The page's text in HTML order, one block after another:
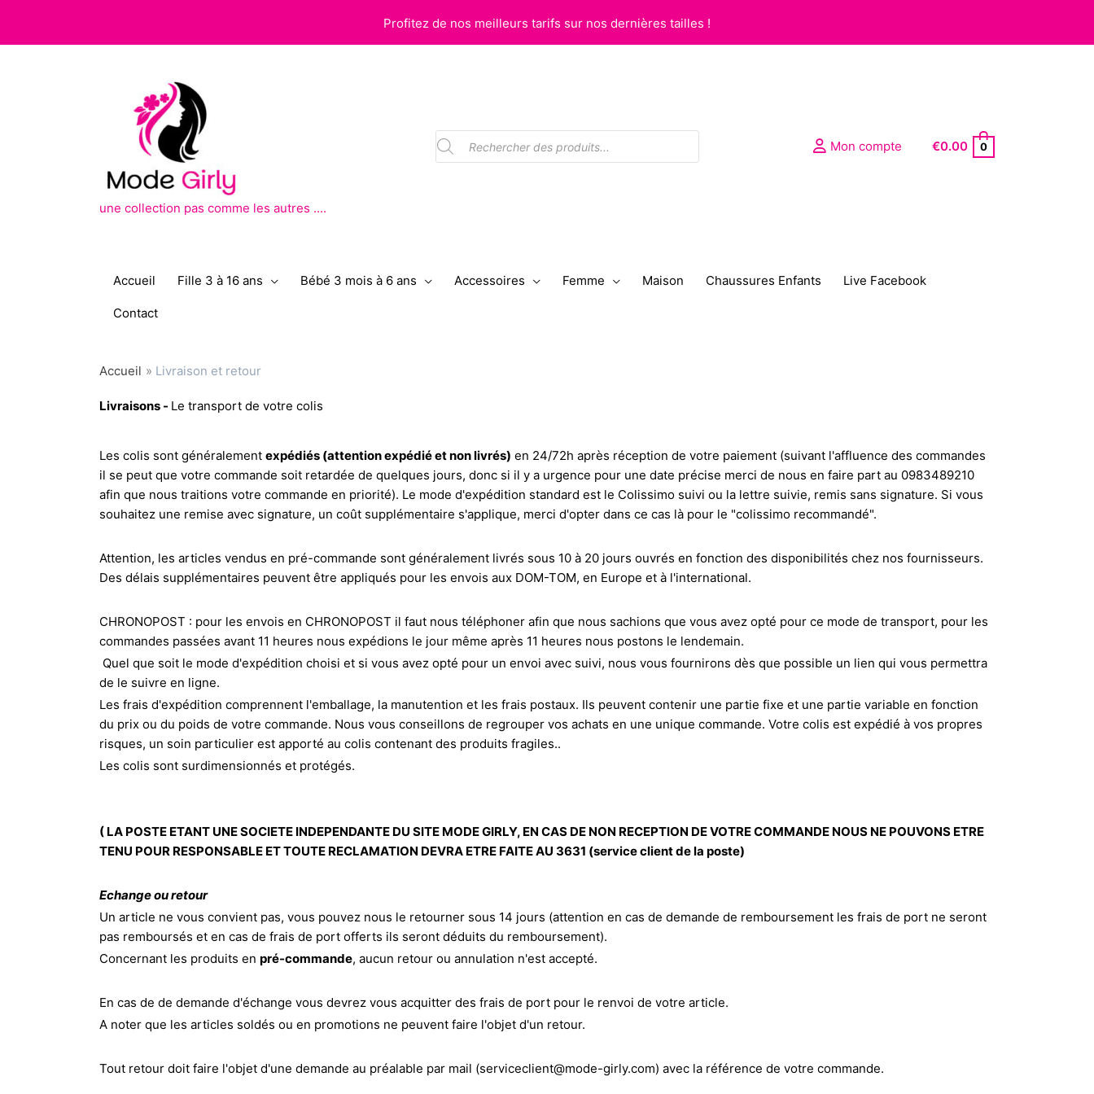
contenu
Profitez de nos meilleurs tarifs sur nos dernières tailles !
une collection pas comme les autres ....
Recherche
de
produits Mon compte €0.00 0
Accueil Fille 3 à 16 ans Bébé 3 mois à 6 ans Accessoires Femme Maison Chaussures Enfants Live Facebook
Contact
Accueil Livraison et retour
Livraisons - Le transport de votre colis
Les colis sont généralement expédiés (attention expédié et non livrés) en 24/72h après réception de votre paiement (suivant l'affluence des commandes
il se peut que votre commande soit retardée de quelques jours, donc si il y a urgence pour une date précise merci de nous en faire part au 0983489210
afin que nous traitions votre commande en priorité). Le mode d'expédition standard est le Colissimo suivi ou la lettre suivie, remis sans signature. Si vous
souhaitez une remise avec signature, un coût supplémentaire s'applique, merci d'opter dans ce cas là pour le "colissimo recommandé".
Attention, les articles vendus en pré-commande sont généralement livrés sous 10 à 20 jours ouvrés en fonction des disponibilités chez nos fournisseurs.
Des délais supplémentaires peuvent être appliqués pour les envois aux DOM-TOM, en Europe et à l'international.
CHRONOPOST : pour les envois en CHRONOPOST il faut nous téléphoner afin que nous sachions que vous avez opté pour ce mode de transport, pour les
commandes passées avant 11 heures nous expédions le jour même après 11 heures nous postons le lendemain.
Quel que soit le mode d'expédition choisi et si vous avez opté pour un envoi avec suivi, nous vous fournirons dès que possible un lien qui vous permettra
de le suivre en ligne.
Les frais d'expédition comprennent l'emballage, la manutention et les frais postaux. Ils peuvent contenir une partie fixe et une partie variable en fonction
du prix ou du poids de votre commande. Nous vous conseillons de regrouper vos achats en une unique commande. Votre colis est expédié à vos propres
risques, un soin particulier est apporté au colis contenant des produits fragiles..
Les colis sont surdimensionnés et protégés.
( LA POSTE ETANT UNE SOCIETE INDEPENDANTE DU SITE MODE GIRLY, EN CAS DE NON RECEPTION DE VOTRE COMMANDE NOUS NE POUVONS ETRE
TENU POUR RESPONSABLE ET TOUTE RECLAMATION DEVRA ETRE FAITE AU 3631 (service client de la poste)
Echange ou retour
Un article ne vous convient pas, vous pouvez nous le retourner sous 14 jours (attention en cas de demande de remboursement les frais de port ne seront
pas remboursés et en cas de frais de port offerts ils seront déduits du remboursement).
Concernant les produits en pré-commande, aucun retour ou annulation n'est accepté.
En cas de de demande d'échange vous devrez vous acquitter des frais de port pour le renvoi de votre article.
A noter que les articles soldés ou en promotions ne peuvent faire l'objet d'un retour.
Tout retour doit faire l'objet d'une demande au préalable par mail (serviceclient@mode-girly.com) avec la référence de votre commande.